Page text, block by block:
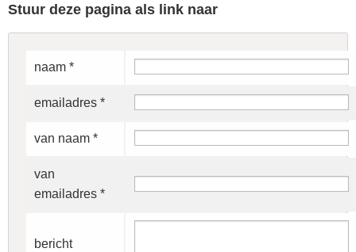
Stuur deze pagina als link naar
naam *
emailadres *
van naam *
van
emailadres *
bericht